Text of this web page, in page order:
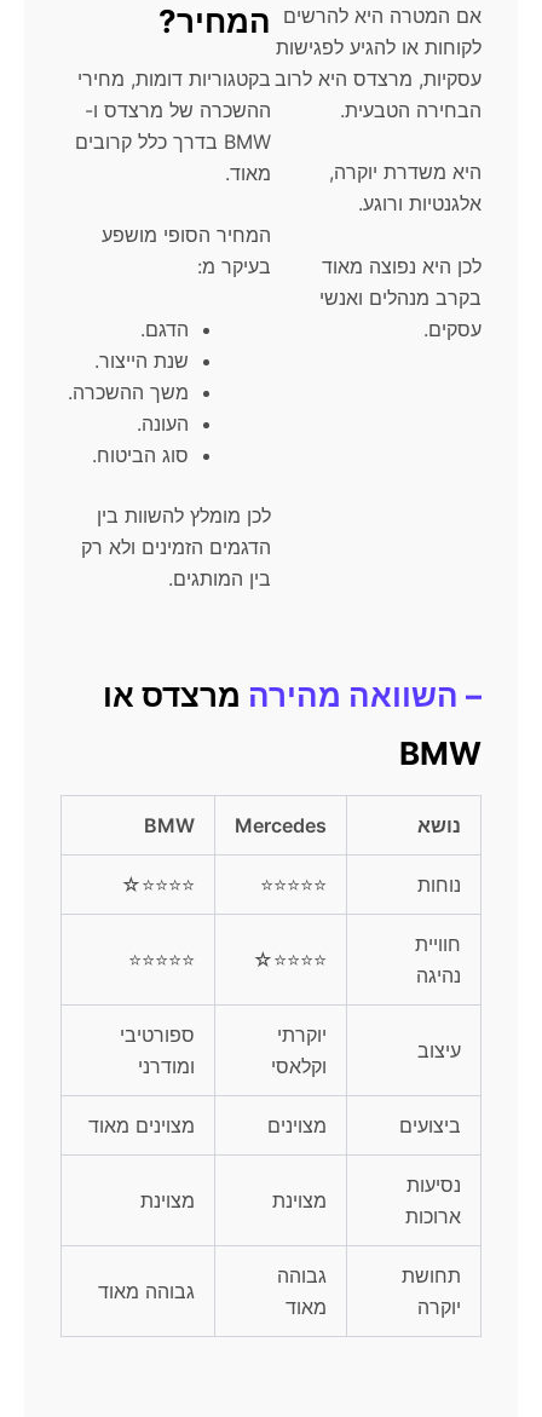
אם המטרה היא להרשים
לקוחות או להגיע לפגישות
עסקיות, מרצדס היא לרוב
הבחירה הטבעית.
היא משדרת יוקרה,
אלגנטיות ורוגע.
לכן היא נפוצה מאוד
בקרב מנהלים ואנשי
עסקים.
המחיר?
בקטגוריות דומות, מחירי
ההשכרה של מרצדס ו-
BMW בדרך כלל קרובים
מאוד.
המחיר הסופי מושפע
בעיקר מ:
הדגם.
שנת הייצור.
משך ההשכרה.
העונה.
סוג הביטוח.
לכן מומלץ להשוות בין
הדגמים הזמינים ולא רק
בין המותגים.
– השוואה מהירה מרצדס או
BMW
נושא Mercedes
BMW
נוחות ⭐⭐⭐⭐⭐
⭐⭐⭐⭐☆
חוויית
נהיגה
⭐⭐⭐⭐☆
⭐⭐⭐⭐⭐
עיצוב
יוקרתי
וקלאסי
ספורטיבי
ומודרני
ביצועים מצוינים מצוינים מאוד
נסיעות
ארוכות
מצוינת מצוינת
תחושת
יוקרה
גבוהה
מאוד
גבוהה מאוד